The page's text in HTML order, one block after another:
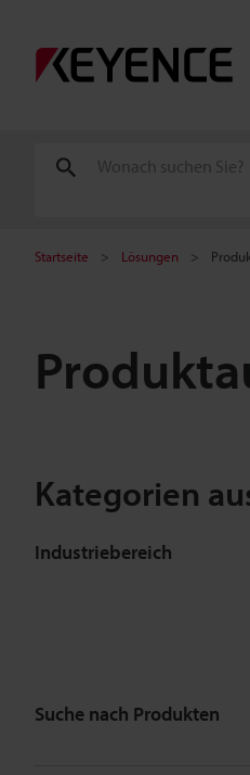
Startseite Lösungen
Kategorien
Industriebereich
Suche nach Produkten